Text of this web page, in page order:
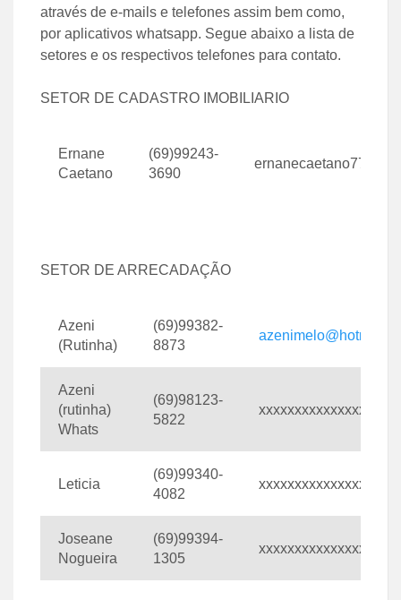
através de e-mails e telefones assim bem como,
por aplicativos whatsapp. Segue abaixo a lista de
setores e os respectivos telefones para contato.
SETOR DE CADASTRO IMOBILIARIO
Ernane
Caetano
(69)99243-
3690
SETOR DE ARRECADAÇÃO
Azeni
(Rutinha)
(69)99382-
8873
Azeni
(rutinha)
Whats
(69)98123-
5822
Leticia
(69)99340-
4082
Joseane
Nogueira
(69)99394-
1305